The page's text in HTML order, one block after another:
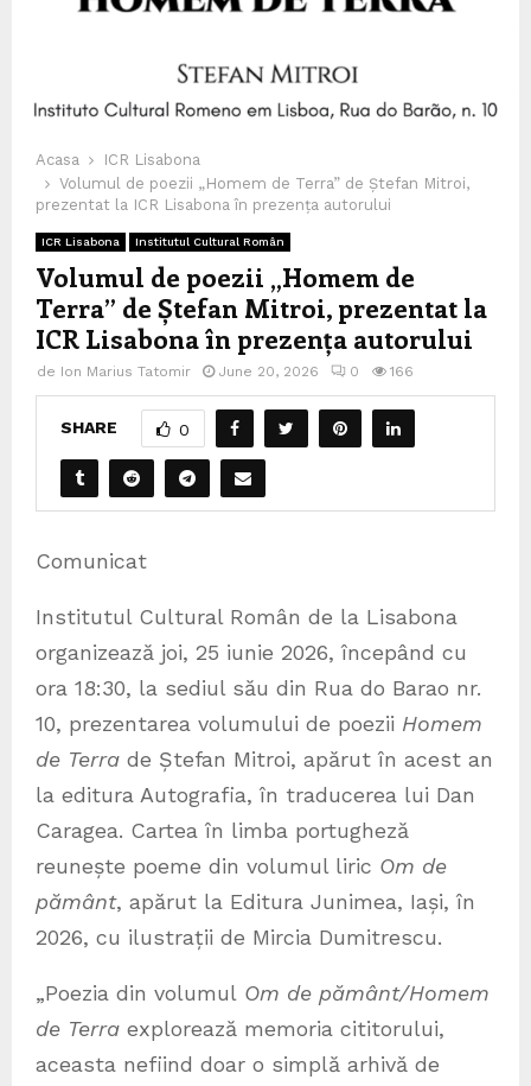
Acasa
ICR Lisabona
Volumul de poezii „Homem de Terra” de Ștefan Mitroi,
prezentat la ICR Lisabona în prezența autorului
ICR Lisabona Institutul Cultural Român
Volumul de poezii „Homem de
Terra” de Ștefan Mitroi, prezentat la
ICR Lisabona în prezența autorului
de Ion Marius Tatomir June 20, 2026 0 166
SHARE 0
Comunicat
Institutul Cultural Român de la Lisabona
organizează joi, 25 iunie 2026, începând cu
ora 18:30, la sediul său din Rua do Barao nr.
10, prezentarea volumului de poezii Homem
de Terra de Ștefan Mitroi, apărut în acest an
la editura Autografia, în traducerea lui Dan
Caragea. Cartea în limba portugheză
reunește poeme din volumul liric Om de
pământ, apărut la Editura Junimea, Iași, în
2026, cu ilustrații de Mircia Dumitrescu.
„Poezia din volumul Om de pământ/Homem
de Terra explorează memoria cititorului,
aceasta nefiind doar o simplă arhivă de